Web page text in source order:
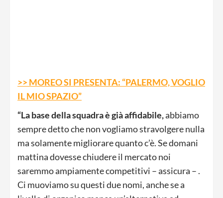
>> MOREO SI PRESENTA: “PALERMO, VOGLIO
IL MIO SPAZIO”
“La base della squadra è già affidabile,abbiamo
sempre detto che non vogliamo stravolgere nulla
ma solamente migliorare quanto c’è. Se domani
mattina dovesse chiudere il mercato noi
saremmo ampiamente competitivi – assicura – .
Ci muoviamo su questi due nomi, anche se a